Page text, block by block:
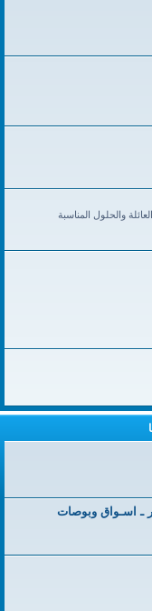
والحلول المناسبة
ـ اسـواق وبوصات